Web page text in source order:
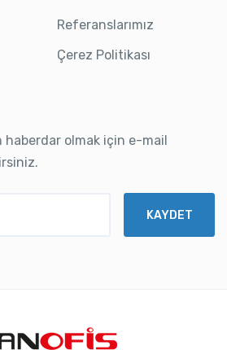
Referanslarımız
Çerez Politikası
haberdar olmak için e-mail
KAYDET